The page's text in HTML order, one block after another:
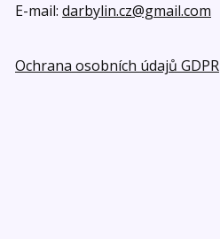
E-mail: darbylin.cz@gmail.com
Ochrana osobních údajů GDPR